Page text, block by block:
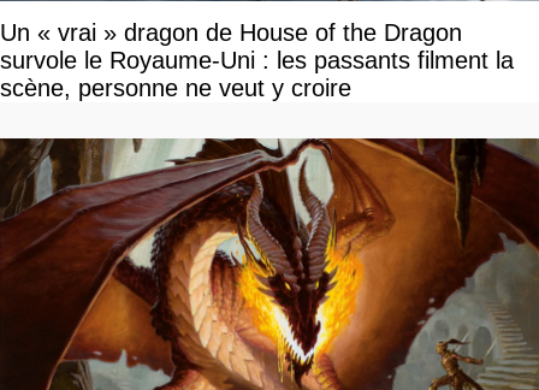
Un « vrai » dragon de House of the Dragon
survole le Royaume-Uni : les passants filment la
scène, personne ne veut y croire